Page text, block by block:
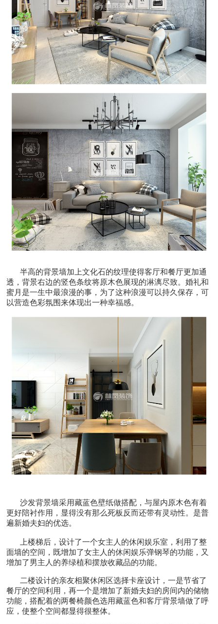
半高的背景墙加上文化石的纹理使得客厅和餐厅更加通
透，背景右边的竖色条纹将原木色展现的淋漓尽致。婚礼和
蜜月是一生中最浪漫的事，为了这种浪漫可以持久保存，可
以营造色彩氛围来体现出一种幸福感。
沙发背景墙采用藏蓝色壁纸做搭配，与屋内原木色有着
更好陪衬作用，显得没有那么死板反而还带有灵动性。是普
遍新婚夫妇的优选。
上楼梯后，设计了一个女主人的休闲娱乐室，利用了整
面墙的空间，既增加了女主人的休闲娱乐弹钢琴的功能，又
增加了男主人的养绿植和摆放收藏品的功能。
二楼设计的亲友相聚休闲区选择卡座设计，一是节省了
餐厅的空间利用，再一个是增加了新婚夫妇的房间内的储物
功能，搭配着的两餐椅颜色选用藏蓝色和客厅背景墙做了呼
应，使整个空间都显得很整体。